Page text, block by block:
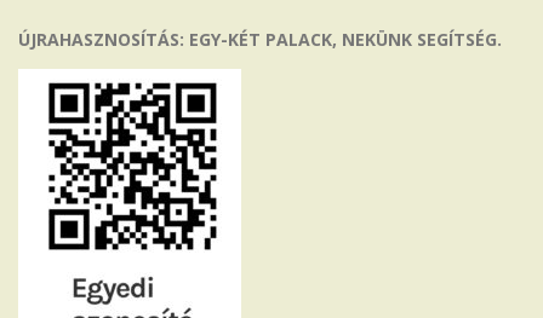
ÚJRAHASZNOSÍTÁS: EGY-KÉT PALACK, NEKÜNK SEGÍTSÉG.